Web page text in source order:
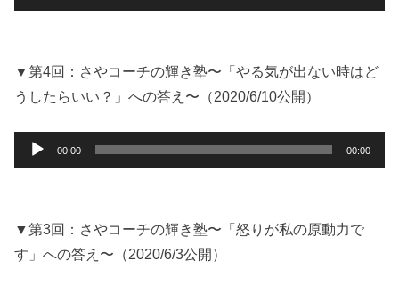
ー
ヤ
▼第4回：さやコーチの輝き塾〜「やる気が出ない時はど
うしたらいい？」への答え〜（2020/6/10公開）
ー
ヤ
00:00 00:00
▼第3回：さやコーチの輝き塾〜「怒りが私の原動力で
す」への答え〜（2020/6/3公開）